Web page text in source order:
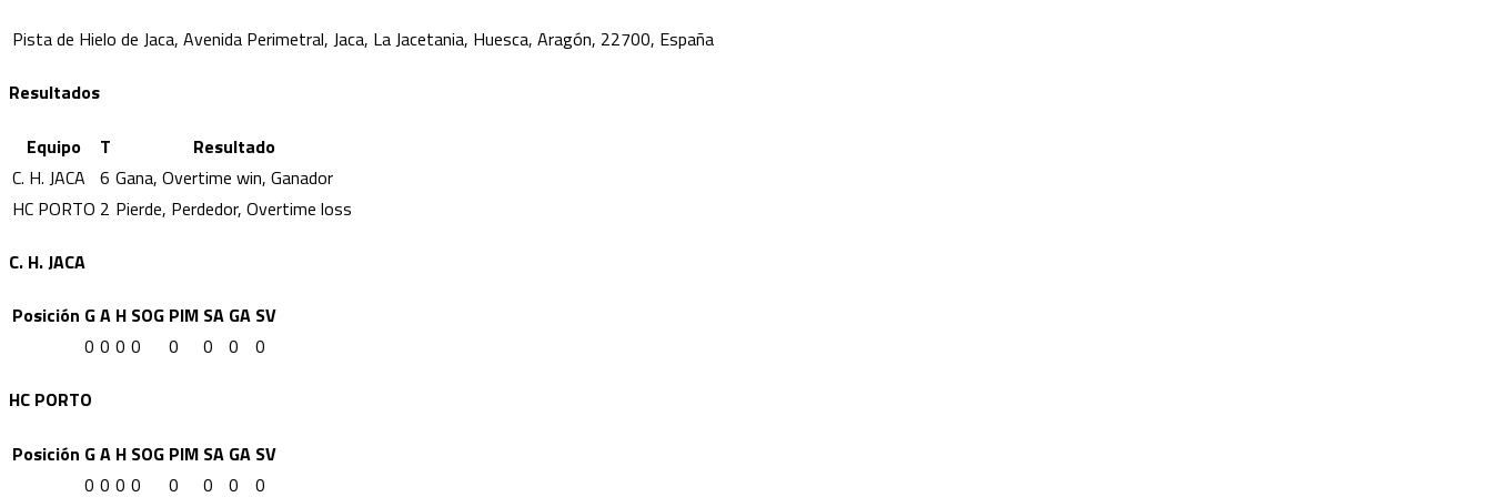
Pista de Hielo de Jaca, Avenida Perimetral, Jaca, La Jacetania, Huesca, Aragón, 22700, España
Resultados
Equipo T
Resultado
C. H. JACA 6 Gana, Overtime win, Ganador
HC PORTO 2 Pierde, Perdedor, Overtime loss
C. H. JACA
Posición GA H SOG PIM SA GA SV
0 0 0 0 0 0 0 0
HC PORTO
Posición GA H SOG PIM SA GA SV
0 0 0 0 0 0 0 0